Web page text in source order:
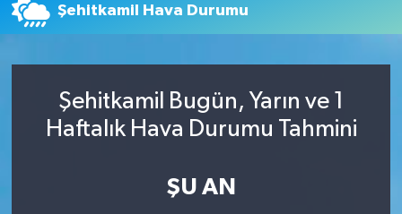
Şehitkamil Hava Durumu
Şehitkamil Bugün, Yarın ve 1
Haftalık Hava Durumu Tahmini
ŞU AN
Trafik Durumu
Tüm Manşetler